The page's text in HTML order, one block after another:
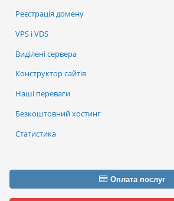
Реєстрація домену
VPS і VDS
Виділені сервера
Конструктор сайтів
Наші переваги
Безкоштовний хостинг
Статистика
Оплата послуг